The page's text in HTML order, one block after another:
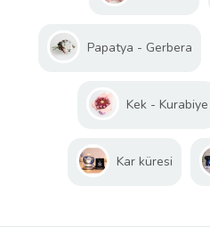
Papatya - Gerbera
Kek - Kurabiye
Kar küresi